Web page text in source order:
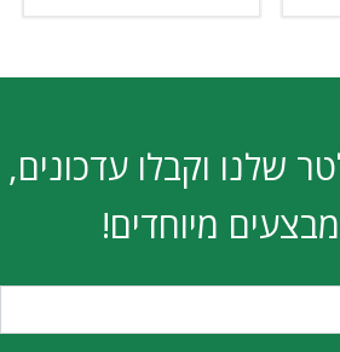
שלנו וקבלו עדכונים,
מיוחדים!